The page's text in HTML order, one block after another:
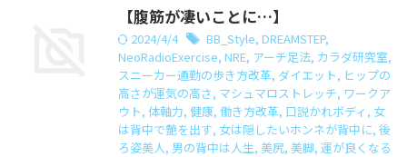
【腹筋が凄いことに…】
2024/4/4 BB_Style, DREAMSTEP,
NeoRadioExercise, NRE, アーチ足法, カラダ研究室,
スニーカー通勤の歩き方改革, ダイエット, ヒップの
高さが運気の高さ, マシュマロストレッチ, ワークア
ウト, 体軸力, 健康, 働き方改革, 口説かれボディ , 女
は背中で艶を出す, 女は隠したいホンネが背中に, 後
ろ姿美人, 男の背中は人生, 美尻, 美脚, 運が良くなる